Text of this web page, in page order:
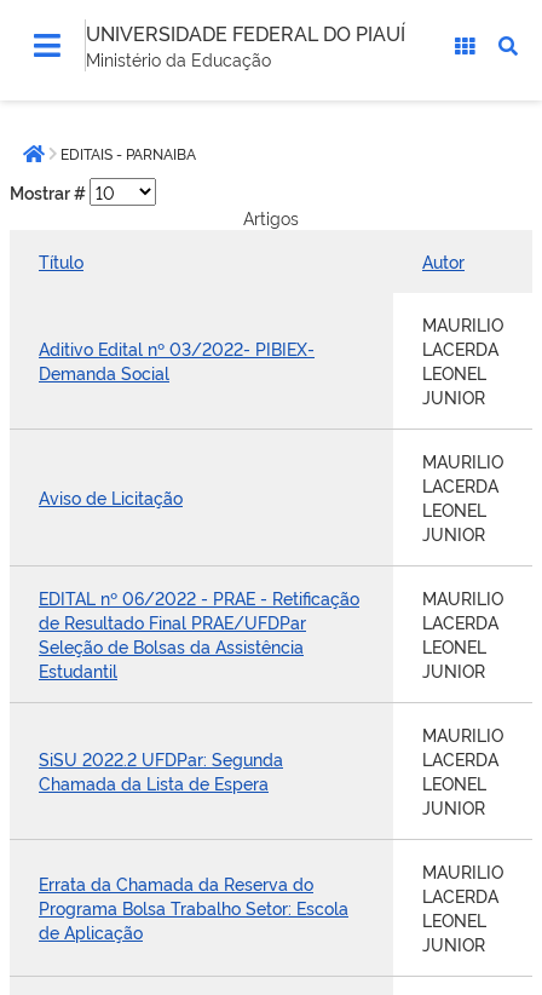
UNIVERSIDADE FEDERAL DO PIAUÍ
Ministério da Educação
estáPágina inicial
EDITAIS - PARNAIBA
Mostrar #
Artigos
Título
Autor
Aditivo Edital nº 03/2022- PIBIEX-
Demanda Social
MAURILIO
LACERDA
LEONEL
JUNIOR
Aviso de Licitação
MAURILIO
LACERDA
LEONEL
JUNIOR
EDITAL nº 06/2022 - PRAE - Retificação
de Resultado Final PRAE/UFDPar
Seleção de Bolsas da Assistência
Estudantil
MAURILIO
LACERDA
LEONEL
JUNIOR
SiSU 2022.2 UFDPar: Segunda
Chamada da Lista de Espera
MAURILIO
LACERDA
LEONEL
JUNIOR
Errata da Chamada da Reserva do
Programa Bolsa Trabalho Setor: Escola
de Aplicação
MAURILIO
LACERDA
LEONEL
JUNIOR